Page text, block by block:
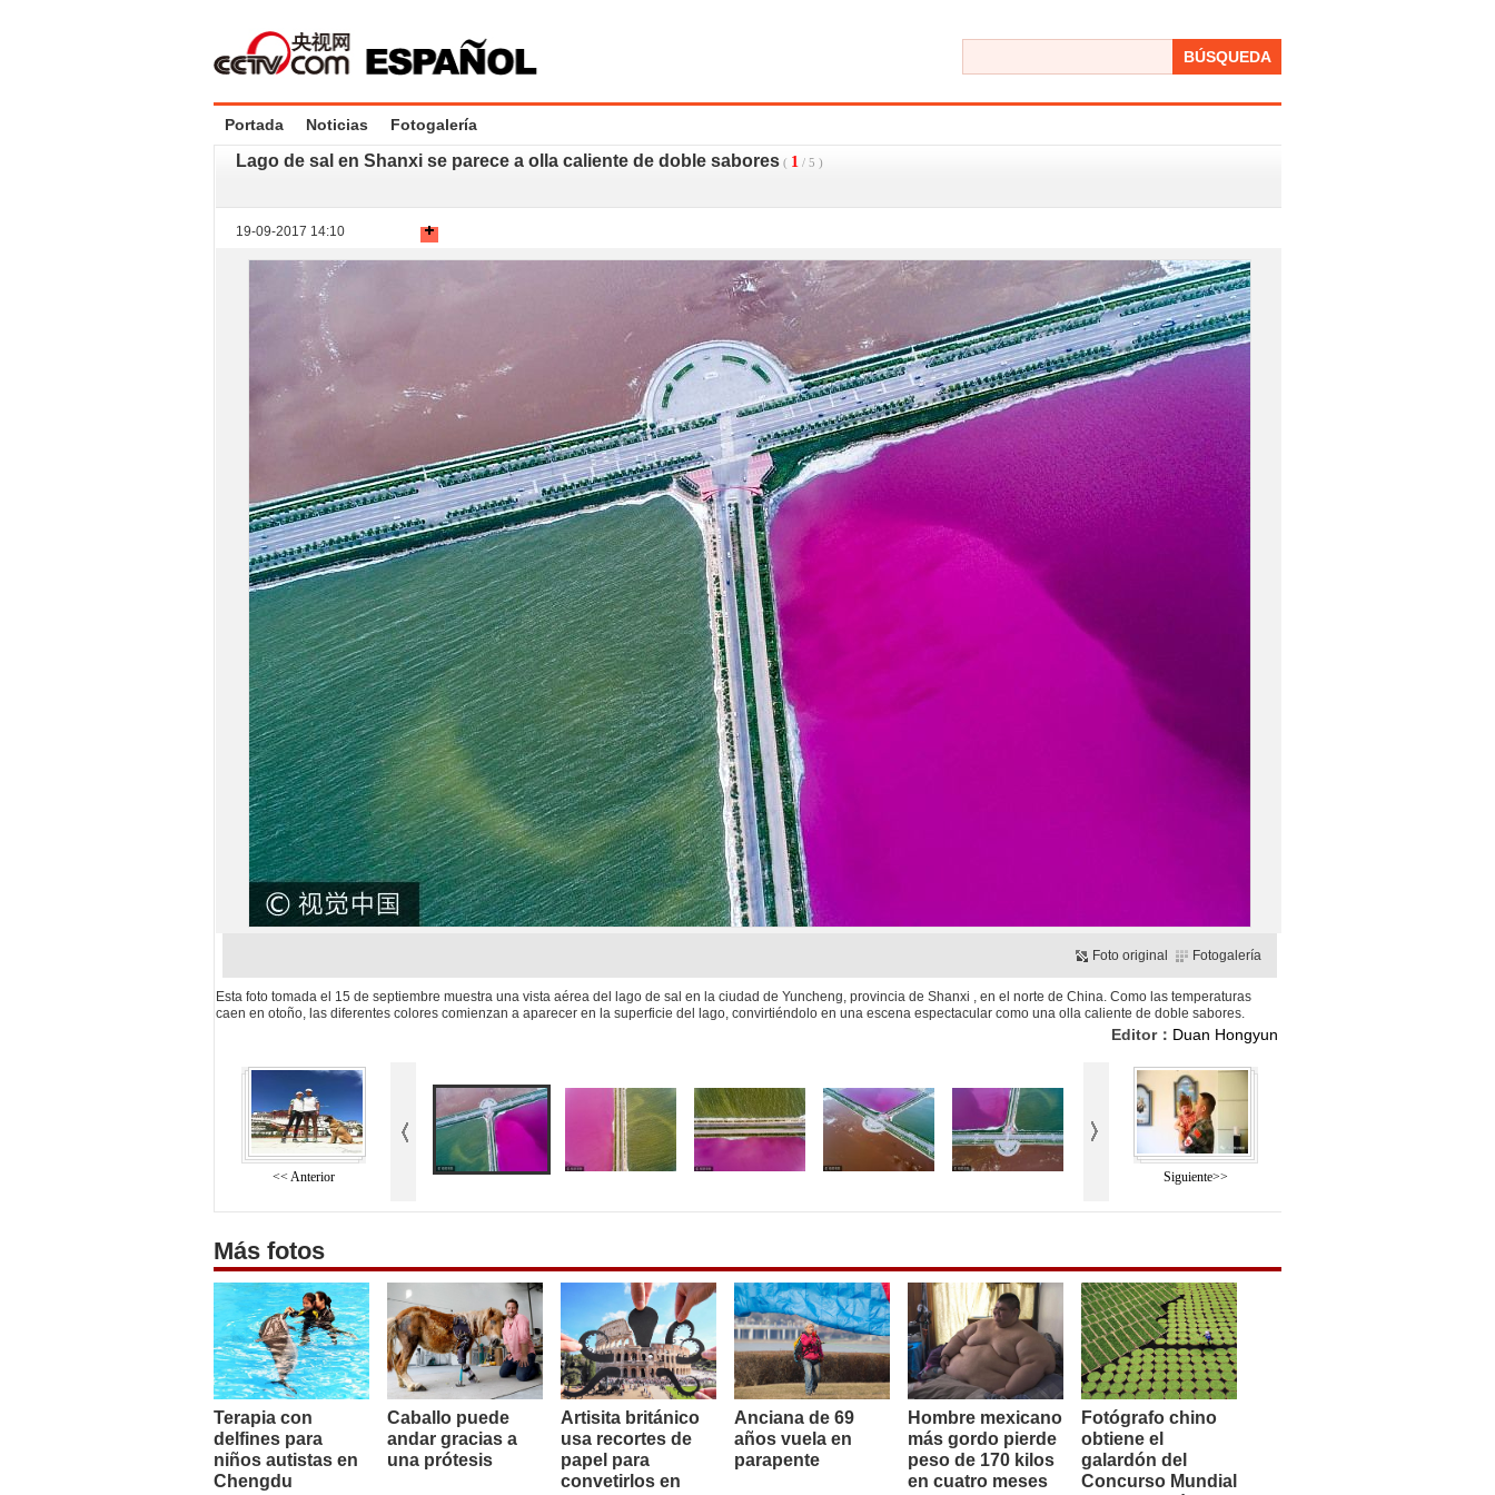
BÚSQUEDA
Portada Noticias Fotogalería
Lago de sal en Shanxi se parece a olla caliente de doble sabores ( 1 / 5 )
19-09-2017 14:10
Foto original Fotogalería
Esta foto tomada el 15 de septiembre muestra una vista aérea del lago de sal en la ciudad de Yuncheng, provincia de Shanxi , en el norte de China. Como las temperaturas
caen en otoño, las diferentes colores comienzan a aparecer en la superficie del lago, convirtiéndolo en una escena espectacular como una olla caliente de doble sabores.
Editor： Duan Hongyun
<< Anterior Siguiente>>
Más fotos
Terapia con
delfines para
niños autistas en
Chengdu
Caballo puede
andar gracias a
una prótesis
Artisita británico
usa recortes de
papel para
convetirlos en
Anciana de 69
años vuela en
parapente
Hombre mexicano
más gordo pierde
peso de 170 kilos
en cuatro meses
Fotógrafo chino
obtiene el
galardón del
Concurso Mundial